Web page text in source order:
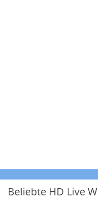
Beliebte HD Live